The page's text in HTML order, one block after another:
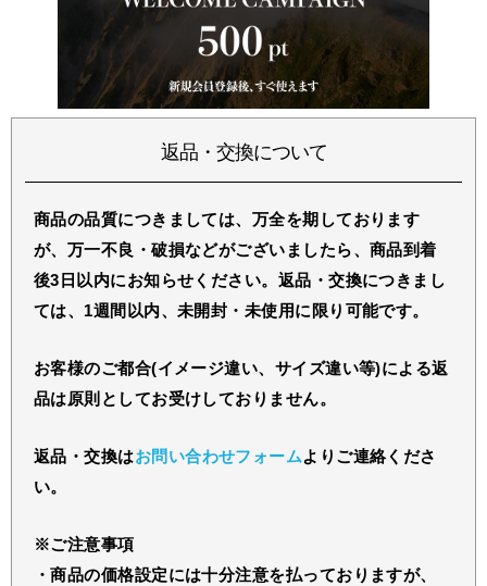
返品・交換について
商品の品質につきましては、万全を期しております
が、万一不良・破損などがございましたら、商品到着
後3日以内にお知らせください。返品・交換につきまし
ては、1週間以内、未開封・未使用に限り可能です。
お客様のご都合(イメージ違い、サイズ違い等)による返
品は原則としてお受けしておりません。
返品・交換はお問い合わせフォームよりご連絡くださ
い。
※ご注意事項
・商品の価格設定には十分注意を払っておりますが、